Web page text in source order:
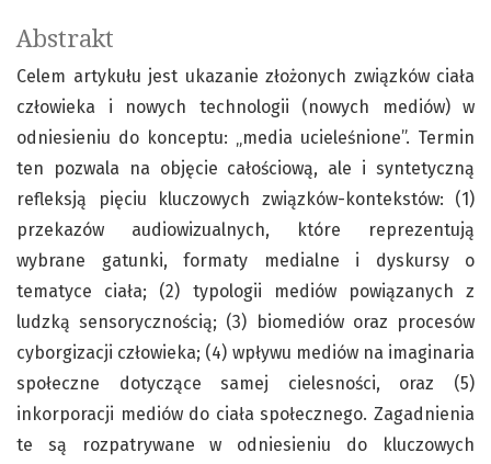
Abstrakt
Celem artykułu jest ukazanie złożonych związków ciała
człowieka i nowych technologii (nowych mediów) w
odniesieniu do konceptu: „media ucieleśnione”. Termin
ten pozwala na objęcie całościową, ale i syntetyczną
refleksją pięciu kluczowych związków-kontekstów: (1)
przekazów audiowizualnych, które reprezentują
wybrane gatunki, formaty medialne i dyskursy o
tematyce ciała; (2) typologii mediów powiązanych z
ludzką sensorycznością; (3) biomediów oraz procesów
cyborgizacji człowieka; (4) wpływu mediów na imaginaria
społeczne dotyczące samej cielesności, oraz (5)
inkorporacji mediów do ciała społecznego. Zagadnienia
te są rozpatrywane w odniesieniu do kluczowych